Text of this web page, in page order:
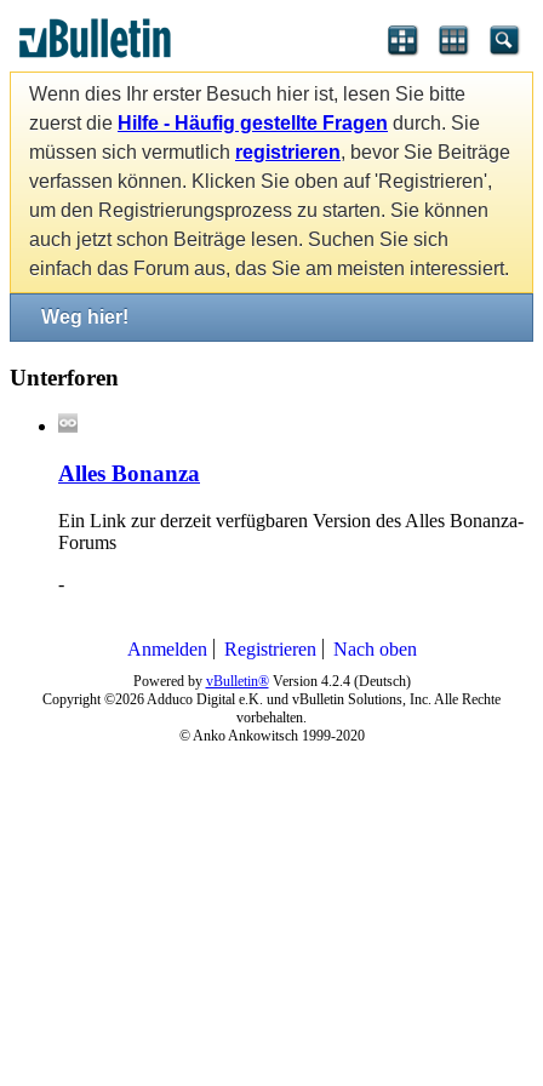
Wenn dies Ihr erster Besuch hier ist, lesen Sie bitte
zuerst die Hilfe - Häufig gestellte Fragen durch. Sie
müssen sich vermutlich registrieren, bevor Sie Beiträge
verfassen können. Klicken Sie oben auf 'Registrieren',
um den Registrierungsprozess zu starten. Sie können
auch jetzt schon Beiträge lesen. Suchen Sie sich
einfach das Forum aus, das Sie am meisten interessiert.
Weg hier!
Unterforen
Alles Bonanza
Ein Link zur derzeit verfügbaren Version des Alles Bonanza-
Forums
-
Anmelden Registrieren Nach oben
Powered by vBulletin®Version 4.2.4 (Deutsch)
Copyright ©2026 Adduco Digital e.K. und vBulletin Solutions, Inc. Alle Rechte
vorbehalten.
© Anko Ankowitsch 1999-2020